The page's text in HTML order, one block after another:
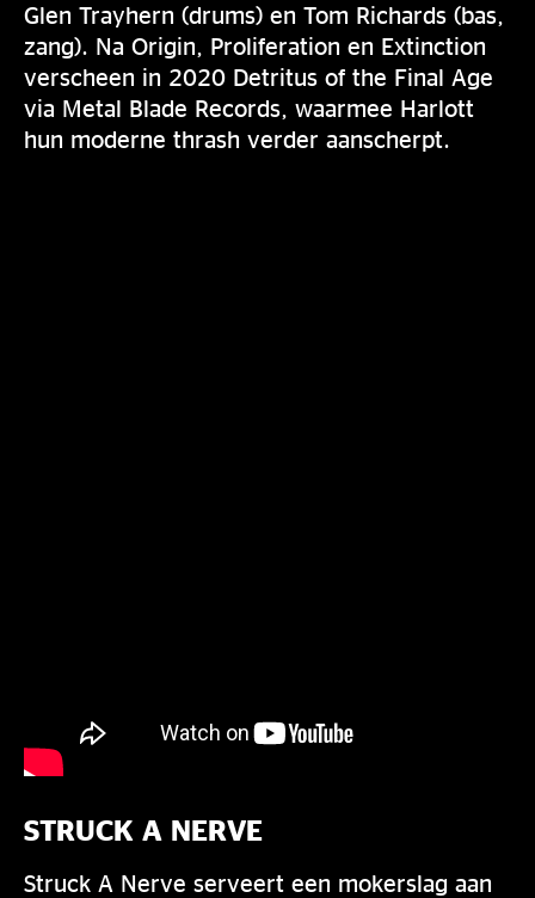
Glen Trayhern (drums) en Tom Richards (bas,
zang). Na Origin, Proliferation en Extinction
verscheen in 2020 Detritus of the Final Age
via Metal Blade Records, waarmee Harlott
hun moderne thrash verder aanscherpt.
STRUCK A NERVE
Struck A Nerve serveert een mokerslag aan